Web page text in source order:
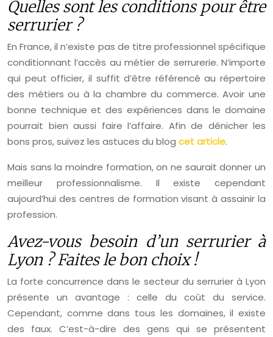
Quelles sont les conditions pour être
serrurier ?
En France, il n’existe pas de titre professionnel spécifique
conditionnant l’accès au métier de serrurerie. N’importe
qui peut officier, il suffit d’être référencé au répertoire
des métiers ou à la chambre du commerce. Avoir une
bonne technique et des expériences dans le domaine
pourrait bien aussi faire l’affaire. Afin de dénicher les
bons pros, suivez les astuces du blog cet article.
Mais sans la moindre formation, on ne saurait donner un
meilleur professionnalisme. Il existe cependant
aujourd’hui des centres de formation visant à assainir la
profession.
Avez-vous besoin d’un serrurier à
Lyon ? Faites le bon choix !
La forte concurrence dans le secteur du serrurier à Lyon
présente un avantage : celle du coût du service.
Cependant, comme dans tous les domaines, il existe
des faux. C’est-à-dire des gens qui se présentent